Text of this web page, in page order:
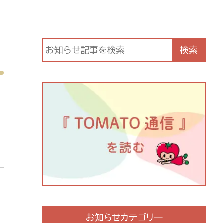
検索
お知らせカテゴリ一